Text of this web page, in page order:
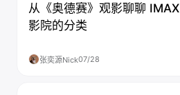
从《奥德赛》观影聊聊 IMAX
影院的分类
张奕源Nick07/28